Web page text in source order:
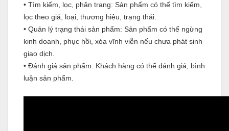
• Tìm kiếm, lọc, phân trang: Sản phẩm có thể tìm kiếm,
lọc theo giá, loại, thương hiệu, trạng thái.
• Quản lý trạng thái sản phẩm: Sản phẩm có thể ngừng
kinh doanh, phục hồi, xóa vĩnh viễn nếu chưa phát sinh
giao dịch.
• Đánh giá sản phẩm: Khách hàng có thể đánh giá, bình
luận sản phẩm.